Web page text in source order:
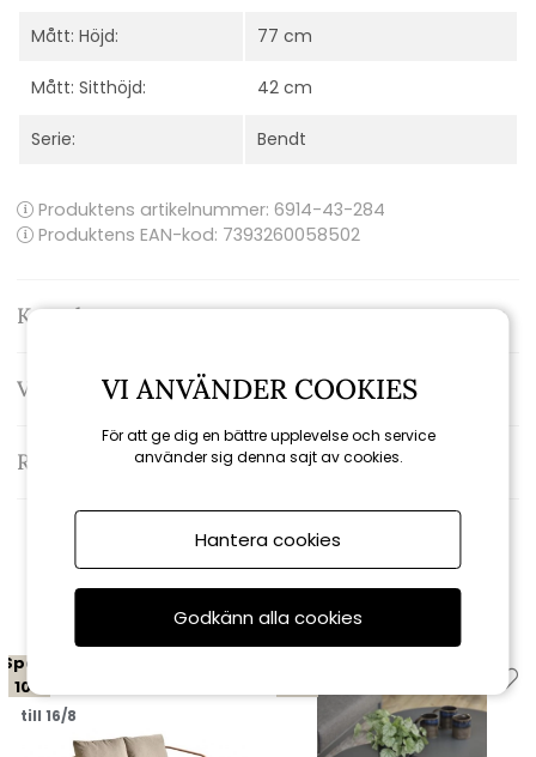
Mått: Höjd: 77 cm
Mått: Sitthöjd: 42 cm
Serie: Bendt
Produktens artikelnummer: 6914-43-284
Produktens EAN-kod: 7393260058502
Kontakta oss
Varumärke: Brafab
Recensioner
Relaterade produkter
Spara
10%
till 16/8
VI ANVÄNDER COOKIES
För att ge dig en bättre upplevelse och service
använder sig denna sajt av cookies.
Hantera cookies
Godkänn alla cookies